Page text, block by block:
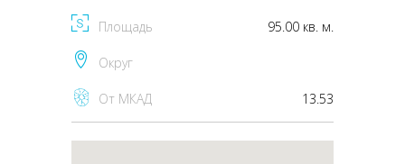
Площадь 95.00 кв. м.
Округ
От МКАД 13.53